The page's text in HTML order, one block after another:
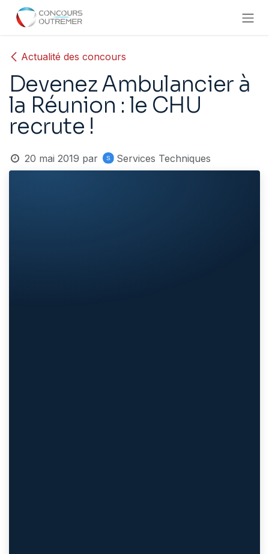
Se rendre au contenu
Actualité des concours
Devenez Ambulancier à
la Réunion : le CHU
recrute !
20 mai 2019 par Services Techniques